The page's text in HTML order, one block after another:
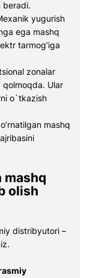
beradi.
yugurish
ega mashq
tarmog’iga
zonalar
qolmoqda. Ular
o`tkazish
mashq
mashq
olish
distribyutori –